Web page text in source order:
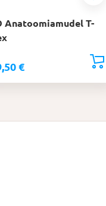
Anatoomiamudel T-
€